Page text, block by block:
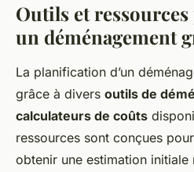
Outils et
un déménagement
La planification d’un
grâce à divers outils de
calculateurs de coûts
ressources sont conçues
obtenir une estimation initiale